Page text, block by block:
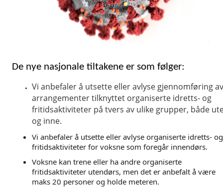
De nye nasjonale tiltakene er som følger:
Vi anbefaler å utsette eller avlyse gjennomføring av
arrangementer tilknyttet organiserte idretts- og
fritidsaktiviteter på tvers av ulike grupper, både
og inne.
Vi anbefaler å utsette eller avlyse organiserte idretts- og
fritidsaktiviteter for voksne som foregår innendørs.
Voksne kan trene eller ha andre organiserte
fritidsaktiviteter utendørs, men det er anbefalt å være
maks 20 personer og holde meteren.